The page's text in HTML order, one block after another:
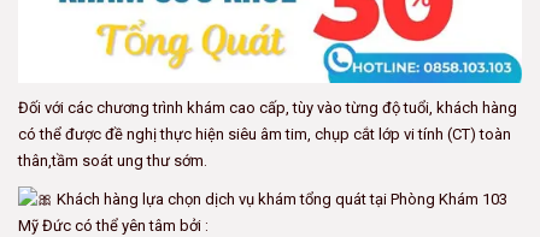
Đối với các chương trình khám cao cấp, tùy vào từng độ tuổi, khách hàng
có thể được đề nghị thực hiện siêu âm tim, chụp cắt lớp vi tính (CT) toàn
thân,tầm soát ung thư sớm.
Khách hàng lựa chọn dịch vụ khám tổng quát tại Phòng Khám 103
Mỹ Đức có thể yên tâm bởi :